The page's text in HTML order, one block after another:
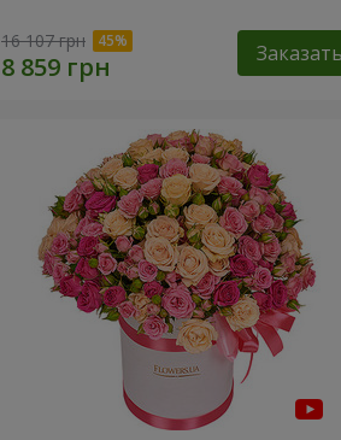
16 107 грн Заказать